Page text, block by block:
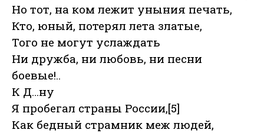
Но тот, на ком лежит уныния печать,
Кто, юный, потерял лета златые,
Того не могут услаждать
Ни дружба, ни любовь, ни песни
боевые!..
К Д…ну
Я пробегал страны России,[5]
Как бедный страмник меж людей,